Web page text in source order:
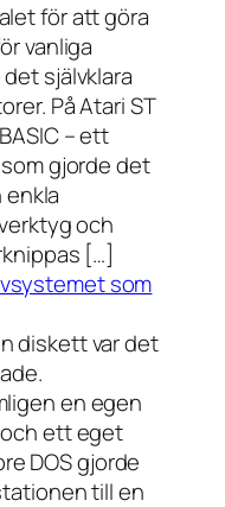
för att göra
vanliga
självklara
På Atari ST
– ett
gjorde det
och
[…]
som
diskett var det
en egen
ett eget
DOS gjorde
till en